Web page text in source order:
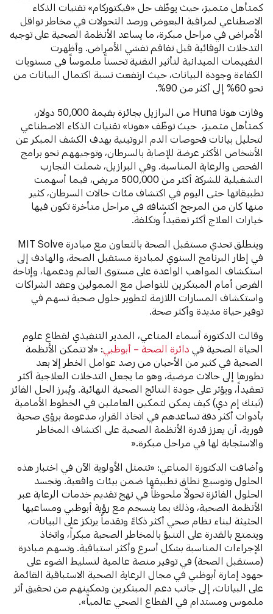
كمتأهل متميز، حيث يوظّف حل «فيكتوركام» تقنيات الذكاء
الاصطناعي لمراقبة البعوض ورصد التحولات في مخاطر نواقل
الأمراض في مراحل مبكرة، ما يساعد الأنظمة الصحية على توجيه
التدخلات الوقائية قبل تفاقم تفشي الأمراض. وأظهرت
التقييمات الميدانية لتأثير التقنية تحسناً ملموساً في مستويات
الكفاءة وجودة البيانات، حيث ارتفعت نسبة اكتمال البيانات من
نحو 60% إلى أكثر من 90%.
وفازت هونا Huna من البرازيل بجائزة بقيمة 50,000 دولار،
كمتأهل متميز، حيث توظّف «هونا» تقنيات الذكاء الاصطناعي
لتحليل بيانات فحوصات الدم الروتينية بهدف الكشف المبكر عن
الأشخاص الأكثر عرضة للإصابة بالسرطان، وتوجيههم نحو برامج
الفحص والرعاية المناسبة. وفي البرازيل، شملت التجارب
التشغيلية للشركة أكثر من 500,000 مريض، فيما أسهمت
تطبيقاتها حتى اليوم في اكتشاف مئات حالات السرطان، كثير
منها كان من المرجح اكتشافه في مراحل متأخرة تكون فيها
خيارات العلاج أكثر تعقيداً وتكلفة.
وينطلق تحدي مستقبل الصحة بالتعاون مع مبادرة MIT Solve
في إطار البرنامج السنوي لمبادرة مستقبل الصحة، والهادف إلى
استكشاف المواهب الواعدة على مستوى العالم ودعمها، وإتاحة
الفرص أمام المبتكرين للتواصل مع الممولين وعقد الشراكات
واستكشاف المسارات اللازمة لتطوير حلول صحية تسهم في
توفير حياة مديدة وأكثر صحة.
وقالت الدكتورة أسماء المناعي، المدير التنفيذي لقطاع علوم
الحياة الصحية في دائرة الصحة – أبوظبي : «لا تتمكن الأنظمة
الصحية في كثير من الأحيان من رصد عوامل الخطر إلا بعد
تطورها إلى حالات مرضية، وهو ما يجعل التدخلات العلاجية أكثر
تعقيداً، ويؤثر على جودة النتائج الصحية النهائية. ويُبرز الحل الفائز
(ثينك إم دي) كيف يمكن لتمكين العاملين في الخطوط الأمامية
بأدوات أكثر دقة تساعدهم في اتخاذ القرار، مدعومة برؤى صحية
فورية، أن يعزز قدرة الأنظمة الصحية على اكتشاف المخاطر
والاستجابة لها في مراحل مبكرة.«
وأضافت الدكتورة المناعي: «تتمثل الأولوية الآن في اختبار هذه
الحلول وتوسيع نطاق تطبيقها ضمن بيئات واقعية. وتجسد
الحلول الفائزة تحولاً ملحوظاً في نهج تقديم خدمات الرعاية عبر
الأنظمة الصحية، وذلك بما ينسجم مع رؤية أبوظبي ومساعيها
الحثيثة لبناء نظام صحي أكثر ذكاءً وتقدماً يرتكز على البيانات،
ويتمتع بالقدرة على التنبؤ بالمخاطر الصحية مبكراً، واتخاذ
الإجراءات المناسبة بشكل أسرع وأكثر استباقية. وتسهم مبادرة
(مستقبل الصحة) في توفير منصة عالمية لتسليط الضوء على
جهود إمارة أبوظبي في مجال الرعاية الصحية الاستباقية القائمة
على البيانات، إلى جانب دعم المبتكرين وتمكينهم من تحقيق أثر
ملموس ومستدام في القطاع الصحي عالمياً».